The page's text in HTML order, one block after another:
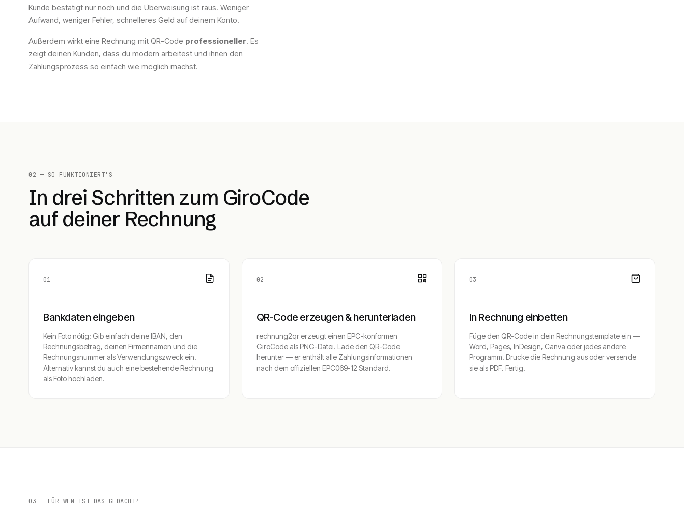
Kunde bestätigt nur noch und die Überweisung ist raus. Weniger
Aufwand, weniger Fehler, schnelleres Geld auf deinem Konto.
Außerdem wirkt eine Rechnung mit QR-Code professioneller. Es
zeigt deinen Kunden, dass du modern arbeitest und ihnen den
Zahlungsprozess so einfach wie möglich machst.
02 — SO FUNKTIONIERT'S
In drei Schritten zum GiroCode
auf deiner Rechnung
01
Bankdaten eingeben
Kein Foto nötig: Gib einfach deine IBAN, den
Rechnungsbetrag, deinen Firmennamen und die
Rechnungsnummer als Verwendungszweck ein.
Alternativ kannst du auch eine bestehende Rechnung
als Foto hochladen.
02
QR-Code erzeugen & herunterladen
rechnung2qr erzeugt einen EPC-konformen
GiroCode als PNG-Datei. Lade den QR-Code
herunter — er enthält alle Zahlungsinformationen
nach dem offiziellen EPC069-12 Standard.
03
In Rechnung einbetten
Füge den QR-Code in dein Rechnungstemplate ein —
Word, Pages, InDesign, Canva oder jedes andere
Programm. Drucke die Rechnung aus oder versende
sie als PDF. Fertig.
03 — FÜR WEN IST DAS GEDACHT?